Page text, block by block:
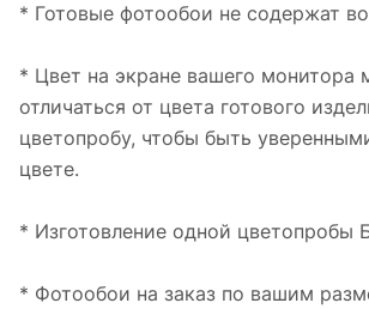
* Готовые фотообои не содержат
* Цвет на экране вашего монитора
отличаться от цвета готового
цветопробу, чтобы быть
цвете.
* Изготовление одной
* Фотообои на заказ по вашим